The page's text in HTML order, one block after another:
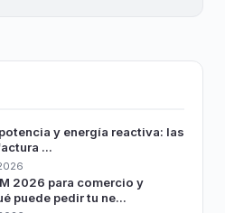
y energía reactiva: las
...
2026 para comercio y
puede pedir tu ne...